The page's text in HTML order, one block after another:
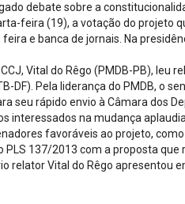
debate sobre a
feira (19), a votação do projeto
e banca de jornais. Na
Vital do Rêgo (PMDB-PB), leu
DF). Pela liderança do PMDB, o
seu rápido envio à Câmara dos
interessados na mudança
favoráveis ao projeto,
PLS 137/2013 com a proposta
relator Vital do Rêgo apresentou